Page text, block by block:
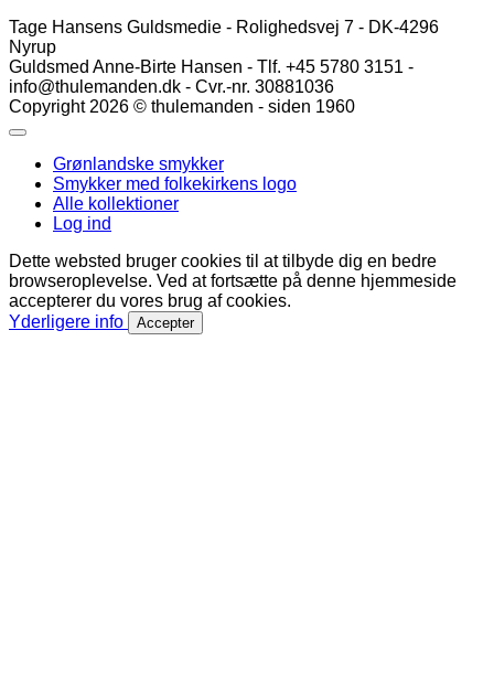
Tage Hansens Guldsmedie - Rolighedsvej 7 - DK-4296
Nyrup
Guldsmed Anne-Birte Hansen - Tlf. +45 5780 3151 -
info@thulemanden.dk - Cvr.-nr. 30881036
Copyright 2026 © thulemanden - siden 1960
Grønlandske smykker
Smykker med folkekirkens logo
Alle kollektioner
Log ind
Dette websted bruger cookies til at tilbyde dig en bedre
browseroplevelse. Ved at fortsætte på denne hjemmeside
accepterer du vores brug af cookies.
Yderligere info
Accepter